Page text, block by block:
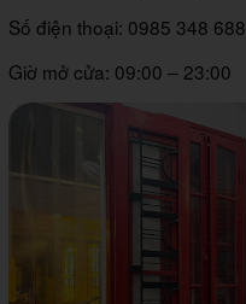
Số điện thoại: 0985 348 688
Giờ mở cửa: 09:00 – 23:00